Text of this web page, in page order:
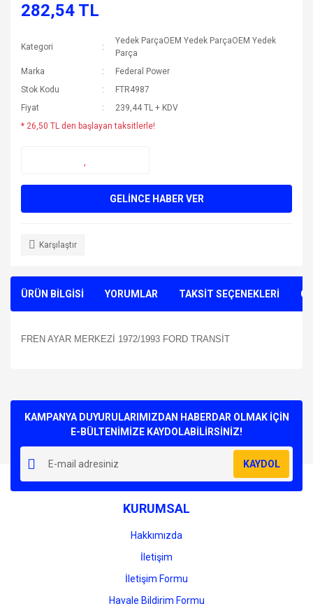
282,54 TL
Kategori
Yedek ParçaOEM Yedek ParçaOEM Yedek
Parça
Marka
Federal Power
Stok Kodu
FTR4987
Fiyat
239,44 TL + KDV
* 26,50 TL den başlayan taksitlerle!
GELİNCE HABER VER
Karşılaştır
ÜRÜN BİLGİSİ YORUMLAR TAKSİT SEÇENEKLERİ
FREN AYAR MERKEZİ 1972/1993 FORD TRANSİT
Yorum Yaz
kullanarak tarafımıza iletebilirsiniz.
Görüş ve önerileriniz için teşekkür ederiz.
Ürün resmi kalitesiz, bozuk veya görüntülenemiyor.
Ürün açıklamasında eksik bilgiler bulunuyor.
Ürün bilgilerinde hatalar bulunuyor.
Ürün fiyatı diğer sitelerden daha pahalı.
KAMPANYA DUYURULARIMIZDAN HABERDAR OLMAK İÇİN
E-BÜLTENİMİZE KAYDOLABİLİRSİNİZ!
KAYDOL
KURUMSAL
Hakkımızda
İletişim
İletişim Formu
Havale Bildirim Formu